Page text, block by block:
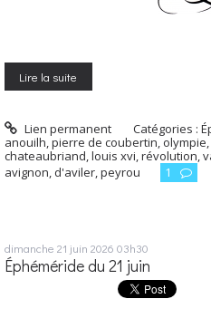
Lire la suite
Lien permanent Catégories :
anouilh,pierre de coubertin, olympie,
chateaubriand,louis xvi,révolution,
avignon, d'aviler,peyrou 1
dimanche 21 juin 2026 03h30
Éphéméride du 21 juin